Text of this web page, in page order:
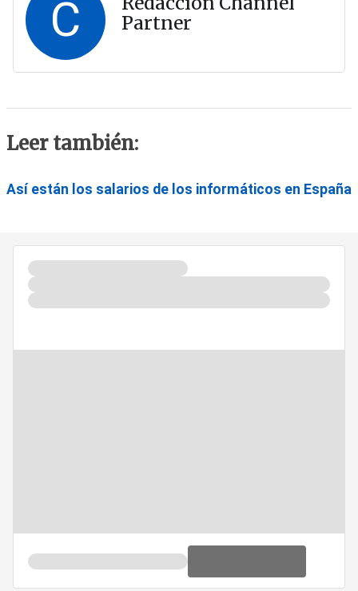
C
Partner
Leer también:
Así están los salarios de los informáticos en España